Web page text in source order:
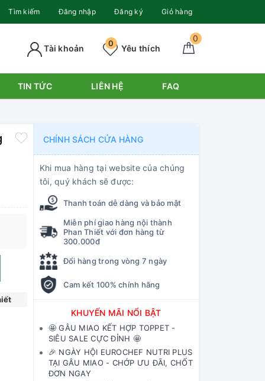
Tìm kiếm Đăng nhập Đăng ký Giỏ hàng
0
Yêu thích
0
Tài khoản
TIN TỨC LIÊN HỆ FAQ
CHÍNH SÁCH CỬA HÀNG
Khi mua hàng tại website của chúng
tôi, quý khách sẽ được:
Thanh toán dễ dàng và bảo mật
Miễn phí giao hàng nội thành
Phan Thiết với đơn hàng từ
300.000đ
Đổi hàng trong vòng 7 ngày
Cam kết 100% chính hãng
KHUYẾN MÃI NỔI BẬT
🤩 GÂU MIAO KẾT HỢP TOPPET -
SIÊU SALE CỰC ĐỈNH 🤩
🎉 NGÀY HỘI EUROCHEF NUTRI PLUS
TẠI GÂU MIAO - CHỚP ƯU ĐÃI, CHỐT
ĐƠN NGAY